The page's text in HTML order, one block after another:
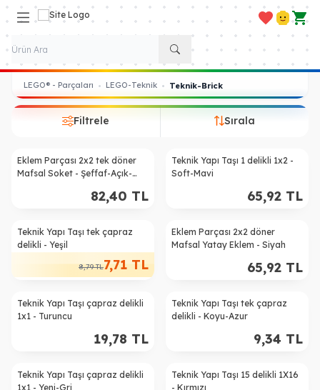
Favorilerim
Hesabım
LEGO® - Parçaları • LEGO-Teknik • Teknik-Brick
Filtrele Sırala
Eklem Parçası 2x2 tek döner
Mafsal Soket - Şeffaf-Açık-
82,40 TL
Teknik Yapı Taşı 1 delikli 1x2 -
Soft-Mavi
65,92 TL
%12
Teknik Yapı Taşı tek çapraz
delikli - Yeşil
8,79TL7,71 TL
Eklem Parçası 2x2 döner
Mafsal Yatay Eklem - Siyah
65,92 TL
Teknik Yapı Taşı çapraz delikli
1x1 - Turuncu
19,78 TL
Teknik Yapı Taşı tek çapraz
delikli - Koyu-Azur
9,34 TL
%40
Teknik Yapı Taşı çapraz delikli
1x1 - Yeni-Gri
Teknik Yapı Taşı 15 delikli 1X16
- Kırmızı